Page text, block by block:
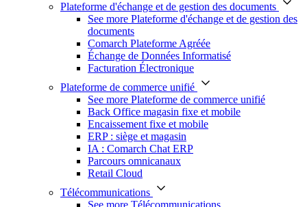
Plateforme d'échange et de gestion des documents
See more Plateforme d'échange et de gestion des
documents
Comarch Plateforme Agréée
Échange de Données Informatisé
Facturation Électronique
Plateforme de commerce unifié
See more Plateforme de commerce unifié
Back Office magasin fixe et mobile
Encaissement fixe et mobile
ERP : siège et magasin
IA : Comarch Chat ERP
Parcours omnicanaux
Retail Cloud
Télécommunications
See more Télécommunications